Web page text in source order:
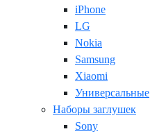
iPhone
LG
Nokia
Samsung
Xiaomi
Универсальные
Наборы заглушек
Sony